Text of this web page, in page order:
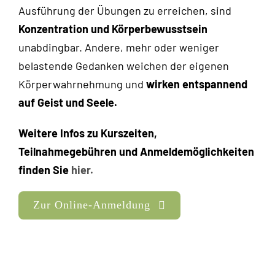
Ausführung der Übungen zu erreichen, sind
Konzentration und Körperbewusstsein
unabdingbar. Andere, mehr oder weniger
belastende Gedanken weichen der eigenen
Körperwahrnehmung und wirken entspannend
auf Geist und Seele.
Weitere Infos zu Kurszeiten,
Teilnahmegebühren und Anmeldemöglichkeiten
finden Sie hier.
Zur Online-Anmeldung